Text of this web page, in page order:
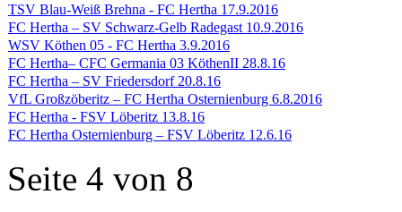
TSV Blau-Weiß Brehna - FC Hertha 17.9.2016
FC Hertha – SV Schwarz-Gelb Radegast 10.9.2016
WSV Köthen 05 - FC Hertha 3.9.2016
FC Hertha– CFC Germania 03 KöthenII 28.8.16
FC Hertha – SV Friedersdorf 20.8.16
VfL Großzöberitz – FC Hertha Osternienburg 6.8.2016
FC Hertha - FSV Löberitz 13.8.16
FC Hertha Osternienburg – FSV Löberitz 12.6.16
Seite 4 von 8